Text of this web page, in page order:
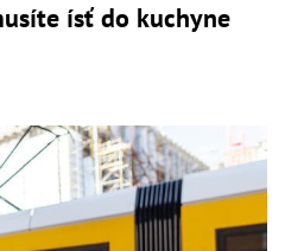
ísť do kuchyne